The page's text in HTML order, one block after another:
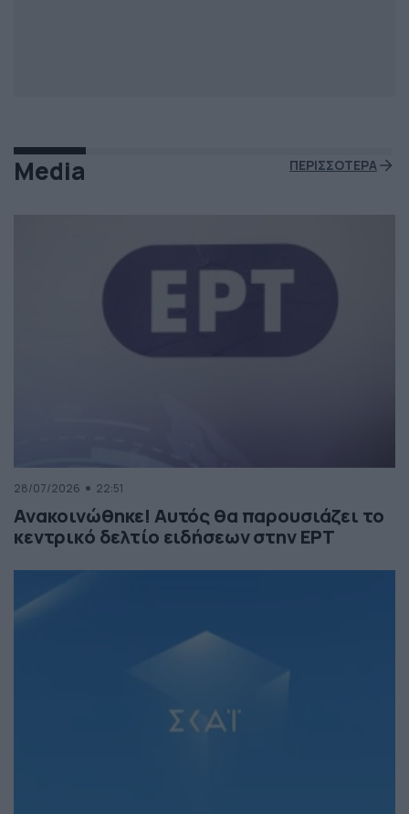
Media ΠΕΡΙΣΣΟΤΕΡΑ
28/07/2026 22:51
Ανακοινώθηκε! Αυτός θα παρουσιάζει το
κεντρικό δελτίο ειδήσεων στην ΕΡΤ